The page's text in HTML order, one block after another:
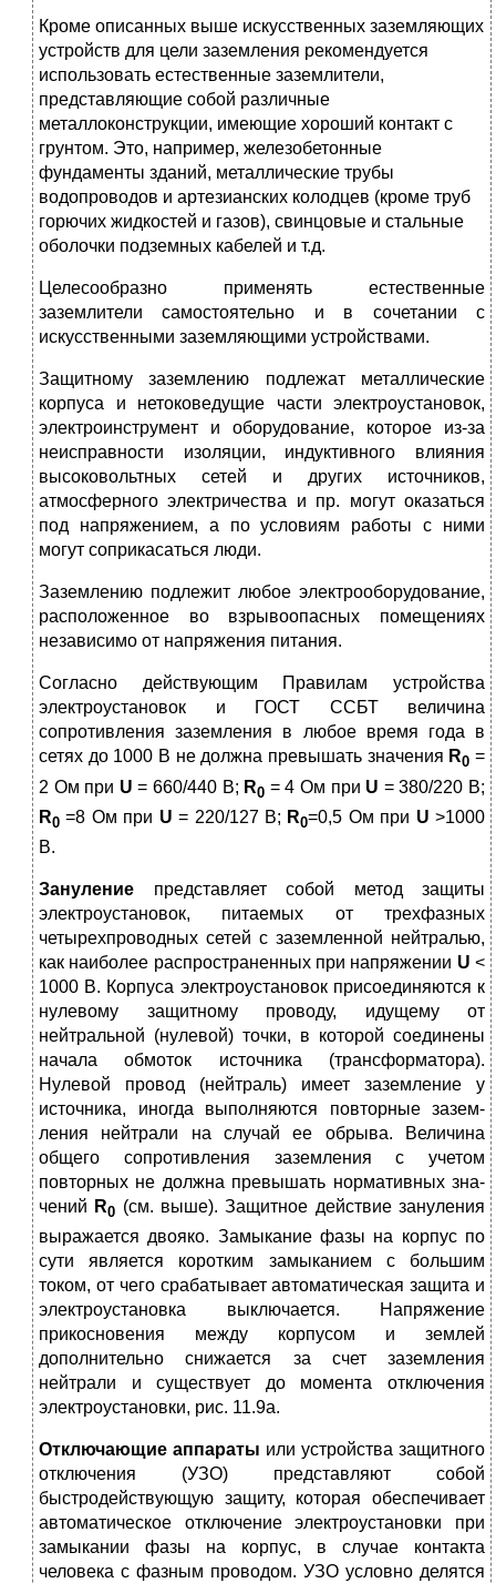
Кроме описанных выше искусственных заземляющих
устройств для цели заземления рекомендуется
использовать естественные заземлители,
представляющие собой различные
металлоконструкции, имеющие хороший контакт с
грунтом. Это, например, железобетонные
фундаменты зданий, металлические трубы
водопроводов и артезианских колодцев (кроме труб
горючих жидкостей и газов), свинцовые и стальные
оболочки подземных кабелей и т.д.
Целесообразно применять естественные
заземлители самостоятель­но и в сочетании с
искусственными заземляющими устройствами.
Защитному заземлению подлежат металлические
корпуса и нетоковедущие части электроустановок,
электроинструмент и оборудование, которое из-за
неисправности изоляции, индуктивного влияния
высоко­вольтных сетей и других источников,
атмосферного электричества и пр. могут оказаться
под напряжением, а по условиям работы с ними
могут соприкасаться люди.
Заземлению подлежит любое электрооборудование,
расположенное во взрывоопасных помещениях
независимо от напряжения питания.
Согласно действующим Правилам устройства
электроустановок и ГОСТ ССБТ величина
сопротивления заземления в любое время года в
сетях до 1000 В не должна превышать значения R0 =
2 Ом при U = 660/440 В; R0 = 4 Ом при U = 380/220 В;
R0 =8 Ом при U= 220/127 B; R0=0,5 Ом при U >1000
В.
Зануление представляет собой метод защиты
электроустановок, питаемых от трехфазных
четырехпроводных сетей с заземленной ней­тралью,
как наиболее распространенных при напряжении U <
1000 В. Корпуса электроустановок присоединяются к
нулевому защитному прово­ду, идущему от
нейтральной (нулевой) точки, в которой соединены
на­чала обмоток источника (трансформатора).
Нулевой провод (нейтраль) имеет заземление у
источника, иногда выполняются повторные зазем­
ления нейтрали на случай ее обрыва. Величина
общего сопротивления заземления с учетом
повторных не должна превышать нормативных зна­
чений R0 (см. выше). Защитное действие зануления
выражается двояко. Замыкание фазы на корпус по
сути является коротким замыканием с большим
током, от чего срабатывает автоматическая защита и
электроустановка выключается. Напряжение
прикосновения между корпусом и землей
дополнительно снижается за счет заземления
нейтрали и существует до момента отключения
электроустановки, рис. 11.9а.
Отключающие аппараты или устройства защитного
отключения (УЗО) представляют собой
быстродействующую защиту, которая обеспечивает
авто­матическое отключение электроустановки при
замыкании фазы на корпус, в случае контакта
человека с фазным проводом. УЗО условно делятся